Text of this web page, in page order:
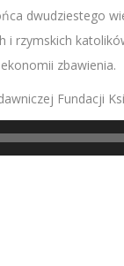
dwudziestego
i rzymskich
zbawienia.
Fundacji